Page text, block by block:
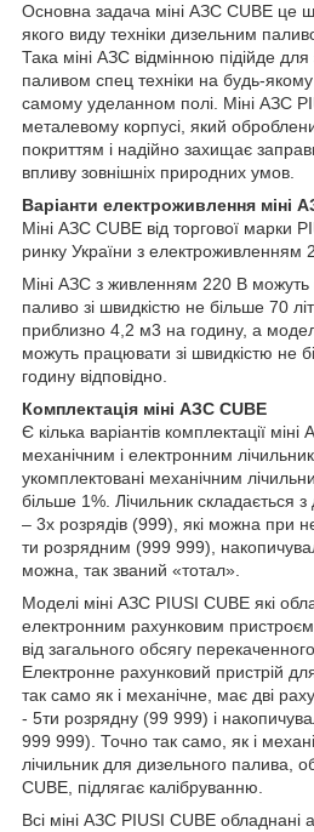
Основна задача міні АЗС CUBE це
якого виду техніки дизельним
Така міні АЗС відмінною підійде
паливом спец техніки на будь-якому
самому уделанном полі. Міні АЗС
металевому корпусі, який
покриттям і надійно захищає
впливу зовнішніх природних умов.
Варіанти електроживлення міні
Міні АЗС CUBE від торгової марки
ринку України з електроживленням
Міні АЗС з живленням 220 В можуть
паливо зі швидкістю не більше 70
приблизно 4,2 м3 на годину, а
можуть працювати зі швидкістю не
годину відповідно.
Комплектація міні АЗС CUBE
Є кілька варіантів комплектації
механічним і електронним
укомплектовані механічним
більше 1%. Лічильник складається з
– 3х розрядів (999), які можна при
ти розрядним (999 999),
можна, так званий «тотал».
Моделі міні АЗС PIUSI CUBE які
електронним рахунковим
від загального обсягу
Електронне рахунковий пристрій
так само як і механічне, має дві
- 5ти розрядну (99 999) і
999 999). Точно так само, як і
лічильник для дизельного палива,
CUBE, підлягає калібруванню.
Всі міні АЗС PIUSI CUBE